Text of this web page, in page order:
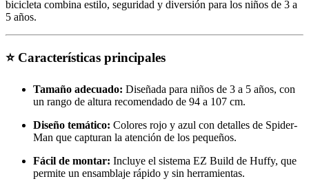
bicicleta combina estilo, seguridad y diversión para los niños de 3 a
5 años.
⭐ Características principales
Tamaño adecuado: Diseñada para niños de 3 a 5 años, con
un rango de altura recomendado de 94 a 107 cm.
Diseño temático: Colores rojo y azul con detalles de Spider-
Man que capturan la atención de los pequeños.
Fácil de montar: Incluye el sistema EZ Build de Huffy, que
permite un ensamblaje rápido y sin herramientas.